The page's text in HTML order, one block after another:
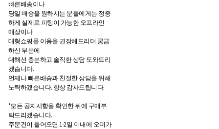
빠른배송이나
당일 배송을 원하시는 분들에게는 정중
하게 실제로 피팅이 가능한 오프라인
매장이나
대형쇼핑몰 이용을 권장해드리며 궁금
하신 부분에
대해선 충분하고 솔직한 상담 도와드리
겠습니다.
언제나 빠른배송과 친절한 상담을 위해
노력하겠습니다. 항상 감사드립니다.
*모든 공지사항을 확인한 뒤에 구매부
탁드리겠습니다.
주문건이 들어오면 1-2일 이내에 오더가